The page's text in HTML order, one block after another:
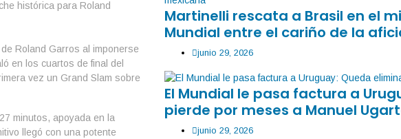
Roland Garros al imponerse
en los cuartos de final del
vez un Grand Slam sobre
minutos, apoyada en la
llegó con una potente
Martinelli rescata a Brasil en el
Mundial entre el cariño de la
junio 29, 2026
El Mundial le pasa factura a
pierde por meses a Manuel
junio 29, 2026